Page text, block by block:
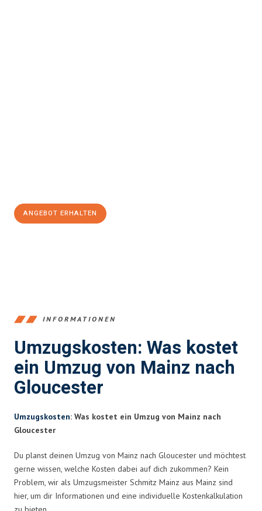
ANGEBOT ERHALTEN
INFORMATIONEN
Umzugskosten: Was kostet
ein Umzug von Mainz nach
Gloucester
Umzugskosten: Was kostet ein Umzug von Mainz nach
Gloucester
Du planst deinen Umzug von Mainz nach Gloucester und möchtest
gerne wissen, welche Kosten dabei auf dich zukommen? Kein
Problem, wir als Umzugsmeister Schmitz Mainz aus Mainz sind
hier, um dir Informationen und eine individuelle Kostenkalkulation